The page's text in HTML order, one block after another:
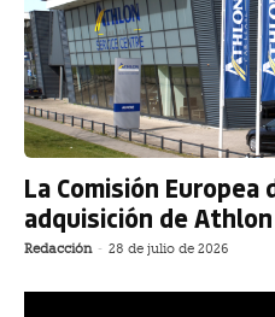
La Comisión Europea
adquisición de
Redacción - 28 de julio de 2026